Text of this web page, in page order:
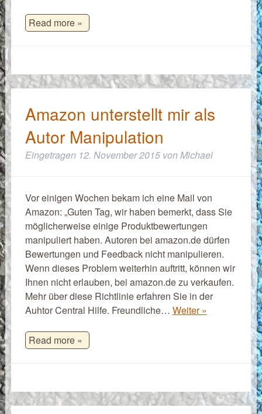
Read more »
Amazon unterstellt mir als
Autor Manipulation
Eingetragen 12. November 2015 vonMichael
Vor einigen Wochen bekam ich eine Mail von
Amazon: „Guten Tag, wir haben bemerkt, dass Sie
möglicherweise einige Produktbewertungen
manipuliert haben. Autoren bei amazon.de dürfen
Bewertungen und Feedback nicht manipulieren.
Wenn dieses Problem weiterhin auftritt, können wir
Ihnen nicht erlauben, bei amazon.de zu verkaufen.
Mehr über diese Richtlinie erfahren Sie in der
Auhtor Central Hilfe. Freundliche… Weiter »
Read more »